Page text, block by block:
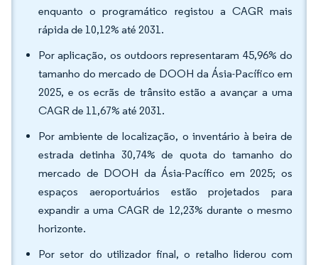
enquanto o programático registou a CAGR mais
rápida de 10,12% até 2031.
Por aplicação, os outdoors representaram 45,96% do
tamanho do mercado de DOOH da Ásia-Pacífico em
2025, e os ecrãs de trânsito estão a avançar a uma
CAGR de 11,67% até 2031.
Por ambiente de localização, o inventário à beira de
estrada detinha 30,74% de quota do tamanho do
mercado de DOOH da Ásia-Pacífico em 2025; os
espaços aeroportuários estão projetados para
expandir a uma CAGR de 12,23% durante o mesmo
horizonte.
Por setor do utilizador final, o retalho liderou com